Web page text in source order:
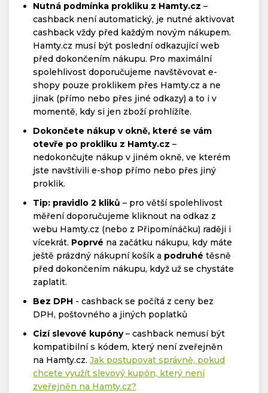
Nutná podmínka prokliku z Hamty.cz –
cashback není automatický, je nutné aktivovat
cashback vždy před každým novým nákupem.
Hamty.cz musí být poslední odkazující web
před dokončením nákupu. Pro maximální
spolehlivost doporučujeme navštěvovat e-
shopy pouze proklikem přes Hamty.cz a ne
jinak (přímo nebo přes jiné odkazy) a to i v
momentě, kdy si jen zboží prohlížíte.
Dokončete nákup v okně, které se vám
otevře po prokliku z Hamty.cz –
nedokončujte nákup v jiném okně, ve kterém
jste navštívili e-shop přímo nebo přes jiný
proklik.
Tip: pravidlo 2 kliků – pro větší spolehlivost
měření doporučujeme kliknout na odkaz z
webu Hamty.cz (nebo z Připomínáčku) raději i
vícekrát. Poprvé na začátku nákupu, kdy máte
ještě prázdný nákupní košík a podruhé těsně
před dokončením nákupu, když už se chystáte
zaplatit.
Bez DPH - cashback se počítá z ceny bez
DPH, poštovného a jiných poplatků
Cizí slevové kupóny– cashback nemusí být
kompatibilní s kódem, který není zveřejněn
na Hamty.cz. Jak postupovat správně, pokud
chcete využít slevový kupón, který není
zveřejněn na Hamty.cz?